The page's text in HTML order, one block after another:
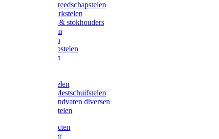
Overige gereedschapstelen
Bezem-/Harkstelen
Handvaten & stokhouders
Hamerstelen
Spadestelen
Graanschopstelen
Schopstelen
Gardena stelen
Sneeuw- /Mestschuifstelen
Stelen / Handvaten diversen
Telescoopstelen
Tuin producten
Fruitplukker